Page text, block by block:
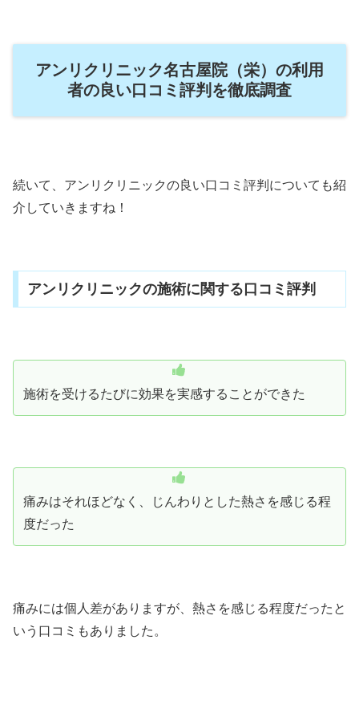
アンリクリニック名古屋院（栄）の利用
者の良い口コミ評判を徹底調査
続いて、アンリクリニックの良い口コミ評判についても紹
介していきますね！
アンリクリニックの施術に関する口コミ評判
施術を受けるたびに効果を実感することができた
痛みはそれほどなく、じんわりとした熱さを感じる程
度だった
痛みには個人差がありますが、熱さを感じる程度だったと
いう口コミもありました。